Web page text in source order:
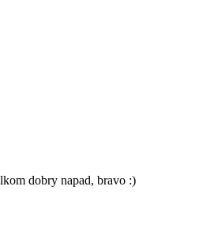
dobry napad, bravo :)